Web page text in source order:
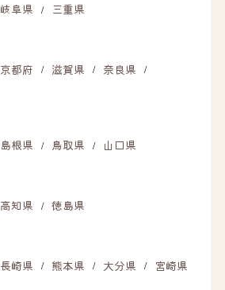
岐阜県 / 三重県
京都府 / 滋賀県 / 奈良県 /
島根県 / 鳥取県 / 山口県
高知県 / 徳島県
長崎県 / 熊本県 / 大分県 / 宮崎県